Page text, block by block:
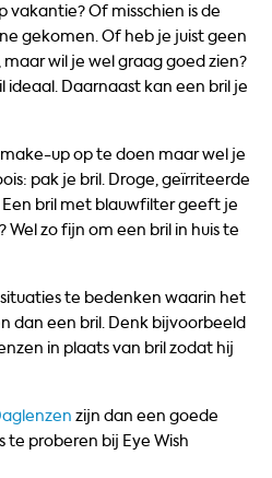
Of misschien is de
gekomen. Of heb je juist geen
wil je wel graag goed zien?
ideaal. Daarnaast kan een bril je
up op te doen maar wel je
pak je bril. Droge, geïrriteerde
bril met blauwfilter geeft je
zo fijn om een bril in huis te
te bedenken waarin het
dan een bril. Denk bijvoorbeeld
in plaats van bril zodat hij
zijn dan een goede
te proberen bij Eye Wish